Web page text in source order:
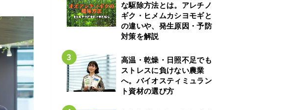
な駆除方法とは。アレチノ
ギク・ヒメムカシヨモギと
の違いや、発生原因・予防
対策を解説
高温・乾燥・日照不足でも
ストレスに負けない農業
へ。バイオスティミュラン
ト資材の選び方